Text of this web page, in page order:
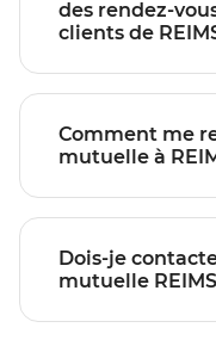
des rendez-
clients de
Comment me
mutuelle à
Dois-je
mutuelle